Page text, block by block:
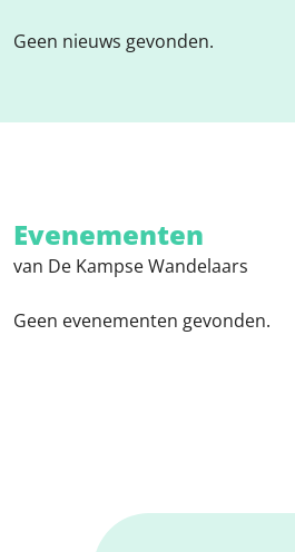
Geen nieuws gevonden.
Evenementen
van De Kampse Wandelaars
Geen evenementen gevonden.